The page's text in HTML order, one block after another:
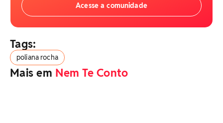
Acesse a comunidade
Tags:
poliana rocha
Mais em Nem Te Conto